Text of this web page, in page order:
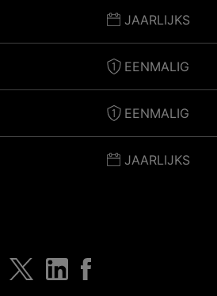
JAARLIJKS
EENMALIG
EENMALIG
JAARLIJKS